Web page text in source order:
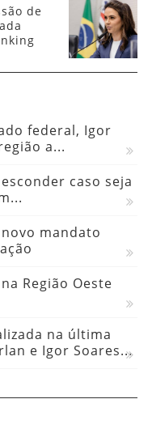
de
federal, Igor
a...
caso seja
mandato
Região Oeste
na última
e Igor Soares...